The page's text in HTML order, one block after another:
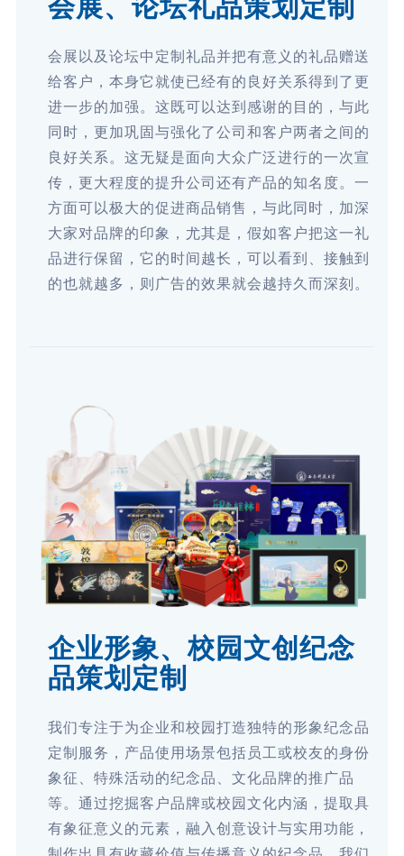
会展、论坛礼品策划定制
会展以及论坛中定制礼品并把有意义的礼品赠送
给客户，本身它就使已经有的良好关系得到了更
进一步的加强。这既可以达到感谢的目的，与此
同时，更加巩固与强化了公司和客户两者之间的
良好关系。这无疑是面向大众广泛进行的一次宣
传，更大程度的提升公司还有产品的知名度。一
方面可以极大的促进商品销售，与此同时，加深
大家对品牌的印象，尤其是，假如客户把这一礼
品进行保留，它的时间越长，可以看到、接触到
的也就越多，则广告的效果就会越持久而深刻。
企业形象、校园文创纪念
品策划定制
我们专注于为企业和校园打造独特的形象纪念品
定制服务，产品使用场景包括员工或校友的身份
象征、特殊活动的纪念品、文化品牌的推广品
等。通过挖掘客户品牌或校园文化内涵，提取具
有象征意义的元素，融入创意设计与实用功能，